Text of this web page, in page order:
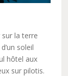
sur la terre
soleil
hôtel aux
sur pilotis.